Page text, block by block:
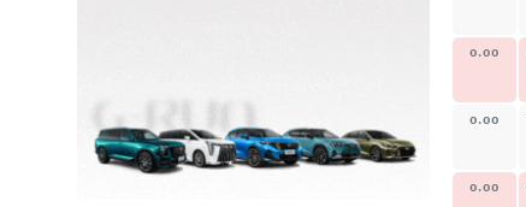
0.00
0.00
0.00